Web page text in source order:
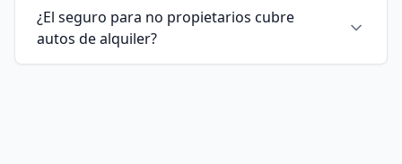
¿El seguro para no propietarios cubre
autos de alquiler?